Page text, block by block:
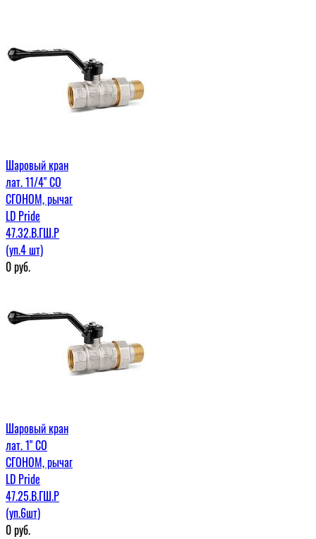
Шаровый кран
лат. 11/4" СО
СГОНОМ, рычаг
LD Pride
47.32.В.ГШ.Р
(уп.4 шт)
0руб.
Шаровый кран
лат. 1" СО
СГОНОМ, рычаг
LD Pride
47.25.В.ГШ.Р
(уп.6шт)
0руб.